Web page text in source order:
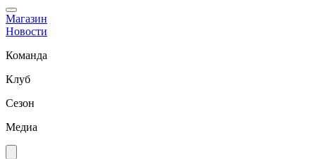
Магазин
Новости
Команда
Клуб
Сезон
Медиа